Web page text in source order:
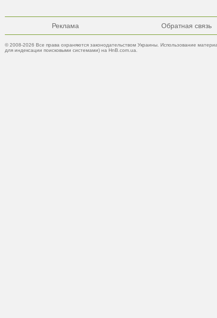
Реклама Обратная связь
© 2008-2026 Все права охраняются законодательством Украины. Использование
для индексации поисковыми системами) на HnB.com.ua.